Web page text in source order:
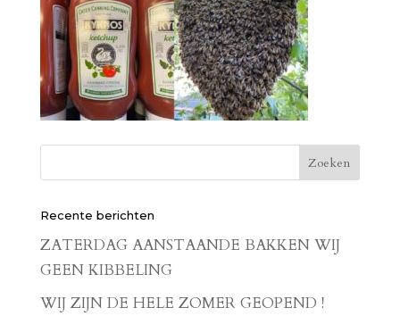
Recente berichten
ZATERDAG AANSTAANDE BAKKEN WIJ
GEEN KIBBELING
WIJ ZIJN DE HELE ZOMER GEOPEND !